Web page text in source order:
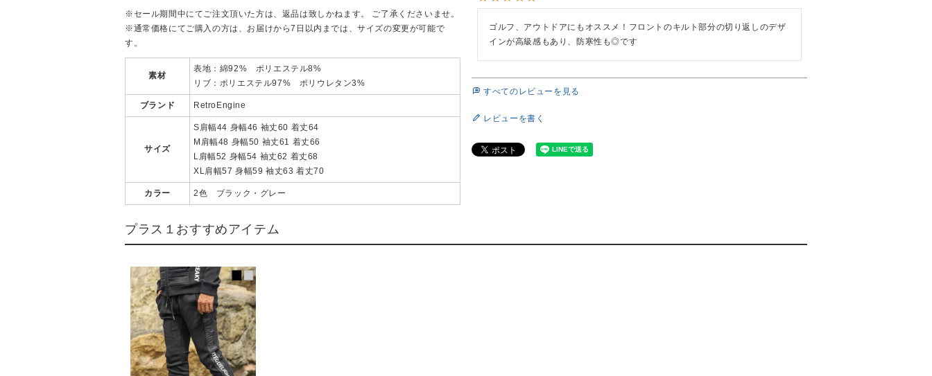
※セール期間中にてご注文頂いた方は、返品は致しかねます。 ご了承くださいませ。
※通常価格にてご購入の方は、お届けから7日以内までは、サイズの変更が可能で
す。
素材
表地：綿92% ポリエステル8%
リブ：ポリエステル97% ポリウレタン3%
ブランド RetroEngine
サイズ
S肩幅44 身幅46 袖丈60 着丈64
M肩幅48 身幅50 袖丈61 着丈66
L肩幅52 身幅54 袖丈62 着丈68
XL肩幅57 身幅59 袖丈63 着丈70
カラー 2色 ブラック・グレー
ゴルフ、アウトドアにもオススメ！フロントのキルト部分の切り返しのデザ
インが高級感もあり、防寒性も◎です
すべてのレビューを見る
レビューを書く
プラス１おすすめアイテム